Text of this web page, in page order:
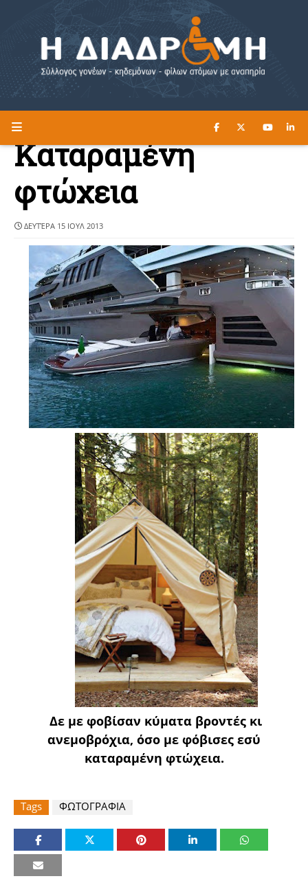
Η ΔΙΑΔΡΟΜΗ ΔΙΑΒΑΣΤΕ ΕΔΩ ►
Καταραμένη
φτώχεια
ΔΕΥΤΈΡΑ 15 ΙΟΥΛ 2013
Δε με φοβίσαν κύματα βροντές κι
ανεμοβρόχια, όσο με φόβισες εσύ
καταραμένη φτώχεια.
Tags ΦΩΤΟΓΡΑΦΙΑ